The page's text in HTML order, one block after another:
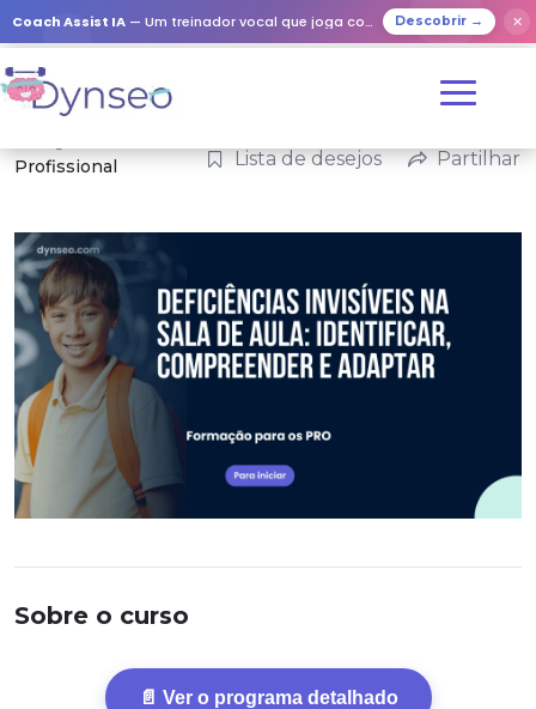
Coach Assist IA — Um treinador vocal que joga com os seus entes queridos Descobrir → ✕
Profissional
Lista de desejos Partilhar
Sobre o curso
📄 Ver o programa detalhado